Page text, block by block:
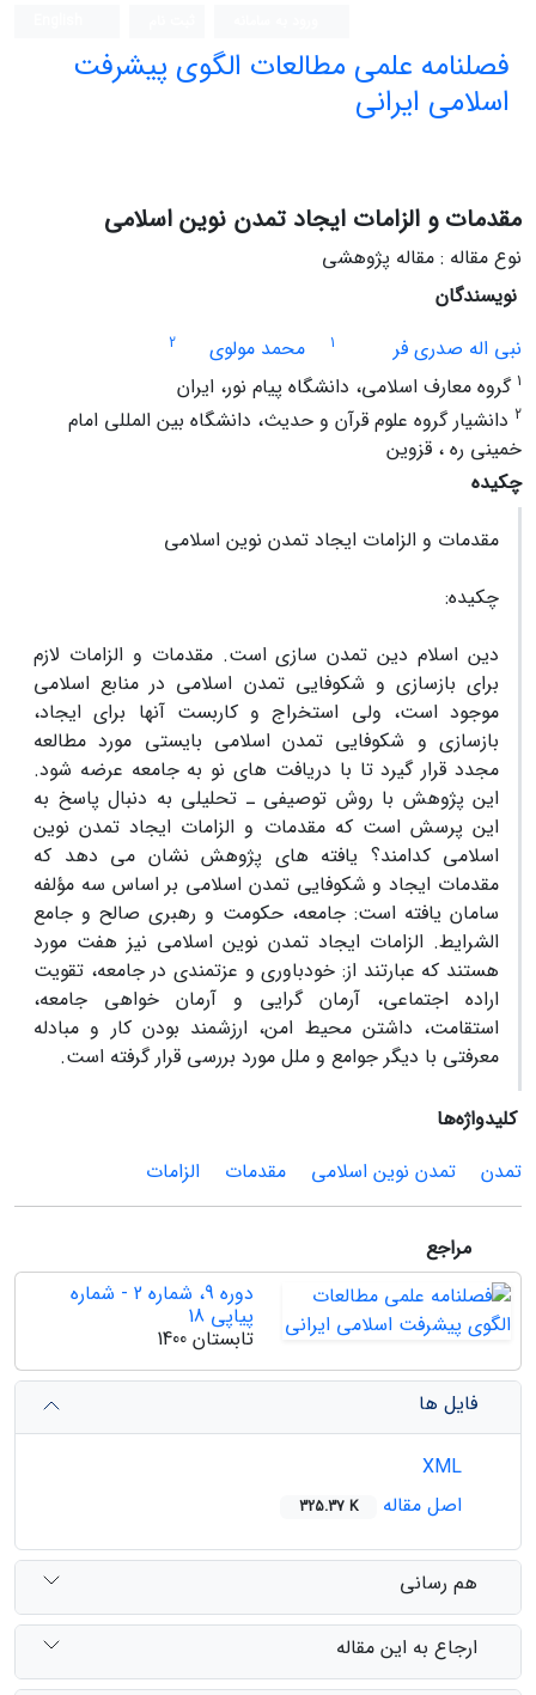
فصلنامه علمی مطالعات الگوی پیشرفت
اسلامی ایرانی
مقدمات و الزامات ایجاد تمدن نوین اسلامی
نوع مقاله : مقاله پژوهشی
نویسندگان
نبی اله صدری فر
1 محمد مولوی
2
1 گروه معارف اسلامی، دانشگاه پیام نور، ایران
2 دانشیار گروه علوم قرآن و حدیث، دانشگاه بین المللی امام
خمینی ره ، قزوین
چکیده
مقدمات و الزامات ایجاد تمدن نوین اسلامی
چکیده:
دین اسلام دین تمدن سازی است. مقدمات و الزامات لازم
برای بازسازی و شکوفایی تمدن اسلامی در منابع اسلامی
موجود است، ولی استخراج و کاربست آنها برای ایجاد،
بازسازی و شکوفایی تمدن اسلامی بایستی مورد مطالعه
مجدد قرار گیرد تا با دریافت های نو به جامعه عرضه شود.
این پژوهش با روش توصیفی ـ تحلیلی به دنبال پاسخ به
این پرسش است که مقدمات و الزامات ایجاد تمدن نوین
اسلامی کدامند؟ یافته های پژوهش نشان می دهد که
مقدمات ایجاد و شکوفایی تمدن اسلامی بر اساس سه مؤلفه
سامان یافته است: جامعه، حکومت و رهبری صالح و جامع
الشرایط. الزامات ایجاد تمدن نوین اسلامی نیز هفت مورد
هستند که عبارتند از: خودباوری و عزتمندی در جامعه، تقویت
اراده اجتماعی، آرمان گرایی و آرمان خواهی جامعه،
استقامت، داشتن محیط امن، ارزشمند بودن کار و مبادله
معرفتی با دیگر جوامع و ملل مورد بررسی قرار گرفته است.
کلیدواژه‌ها
تمدن
تمدن‌ نوین اسلامی مقدمات الزامات
مراجع
دوره 9، شماره 2 - شماره
پیاپی 18
تابستان 1400
فایل ها
اصل مقاله
325.37 K
هم رسانی
ارجاع به این مقاله